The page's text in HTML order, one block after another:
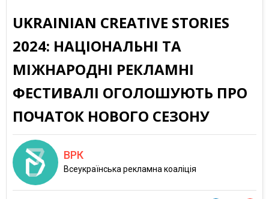
UKRAINIAN CREATIVE STORIES
2024: НАЦІОНАЛЬНІ ТА
МІЖНАРОДНІ РЕКЛАМНІ
ФЕСТИВАЛІ ОГОЛОШУЮТЬ ПРО
ПОЧАТОК НОВОГО СЕЗОНУ
ВРК
Всеукраїнська рекламна коаліція